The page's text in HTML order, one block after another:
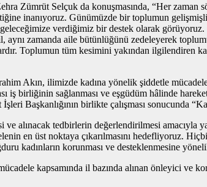
Selçuk da konuşmasında, “Her zaman
inanıyoruz. Günümüzde bir toplumun
verdiğimiz bir destek olarak
aynı zamanda aile bütünlüğünü zedeleyerek
Toplumun tüm kesimini yakından ilgilendiren
Akın, ilimizde kadına yönelik şiddetle
iş birliğinin sağlanması ve eşgüdüm hâlinde
Başkanlığının birlikte çalışması sonucunda
tedbirlerin değerlendirilmesi amacıyla
en üst noktaya çıkarılmasını hedefliyoruz.
kadınların korunması ve desteklenmesine
kapsamında il bazında alınan önleyici ve